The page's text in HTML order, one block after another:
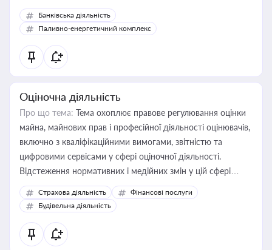
Банківська діяльність
Паливно-енергетичний комплекс
Оціночна діяльність
Про що тема: Тема охоплює правове регулювання оцінки
майна, майнових прав і професійної діяльності оцінювачів,
включно з кваліфікаційними вимогами, звітністю та
цифровими сервісами у сфері оціночної діяльності.
Відстеження нормативних і медійних змін у цій сфері
корисне для власника бізнесу, керівника, юриста або
бухгалтера під час оподаткування, приватизації, оренди
державного майна, корпоративних угод і перевірки
статусу суб'єктів оціночної діяльності
Страхова діяльність
Фінансові послуги
Будівельна діяльність